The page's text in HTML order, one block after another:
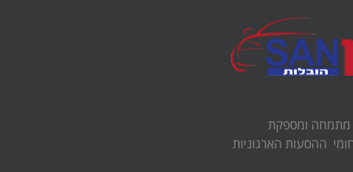
מתמחה ומספקת
ההסעות הארגוניות